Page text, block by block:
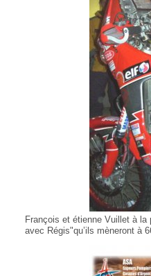
François et étienne Vuillet à la
avec Régis"qu’ils mèneront à